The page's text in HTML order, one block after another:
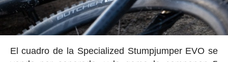
El cuadro de la Specialized Stumpjumper EVO se